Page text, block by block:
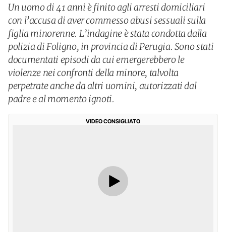
Un uomo di 41 anni è finito agli arresti domiciliari
con l’accusa di aver commesso abusi sessuali sulla
figlia minorenne. L’indagine è stata condotta dalla
polizia di Foligno, in provincia di Perugia. Sono stati
documentati episodi da cui emergerebbero le
violenze nei confronti della minore, talvolta
perpetrate anche da altri uomini, autorizzati dal
padre e al momento ignoti.
VIDEO CONSIGLIATO